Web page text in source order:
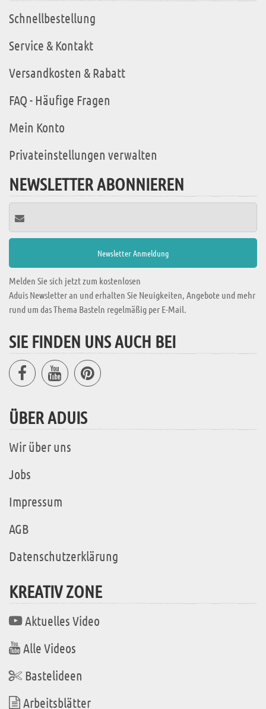
Schnellbestellung
Service & Kontakt
Versandkosten & Rabatt
FAQ - Häufige Fragen
Mein Konto
Privateinstellungen verwalten
NEWSLETTER ABONNIEREN
Melden Sie sich jetzt zum kostenlosen
Aduis Newsletter an und erhalten Sie Neuigkeiten, Angebote und mehr
rund um das Thema Basteln regelmäßig per E-Mail.
SIE FINDEN UNS AUCH BEI
ÜBER ADUIS
Wir über uns
Jobs
Impressum
AGB
Datenschutzerklärung
KREATIV ZONE
Aktuelles Video
Alle Videos
Bastelideen
Arbeitsblätter